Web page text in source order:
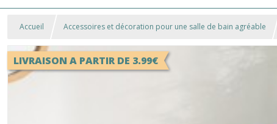
Accueil Accessoires et décoration pour une salle de bain agréable
LIVRAISON A PARTIR DE 3.99€